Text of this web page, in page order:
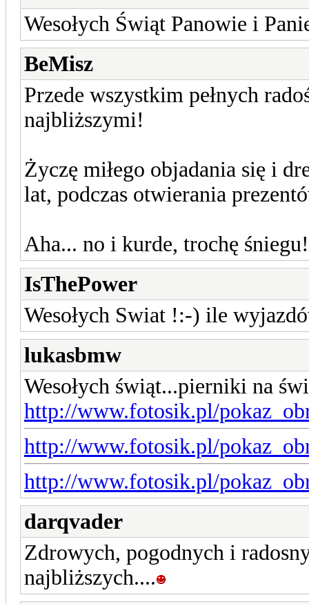
Wesołych Świąt Panowie i
BeMisz
Przede wszystkim pełnych
najbliższymi!
Życzę miłego objadania się i
lat, podczas otwierania
Aha... no i kurde, trochę
IsThePower
Wesołych Swiat !:-) ile
lukasbmw
Wesołych świąt...pierniki na
http://www.fotosik.pl/
http://www.fotosik.pl/
http://www.fotosik.pl/
darqvader
Zdrowych, pogodnych i
najbliższych....